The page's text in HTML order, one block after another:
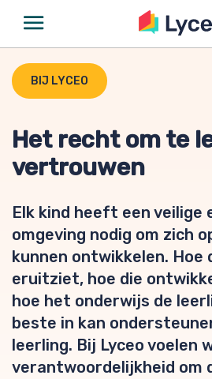
BIJ LYCEO
Het recht om te
vertrouwen
Elk kind heeft een veilige
omgeving nodig om zich
kunnen ontwikkelen. Hoe
eruitziet, hoe die
hoe het onderwijs de
beste in kan
leerling. Bij Lyceo voelen
verantwoordelijkheid om